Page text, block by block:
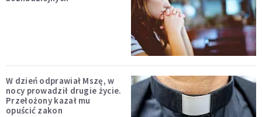
W dzień odprawiał Mszę, w
nocy prowadził drugie życie.
Przełożony kazał mu
opuścić zakon